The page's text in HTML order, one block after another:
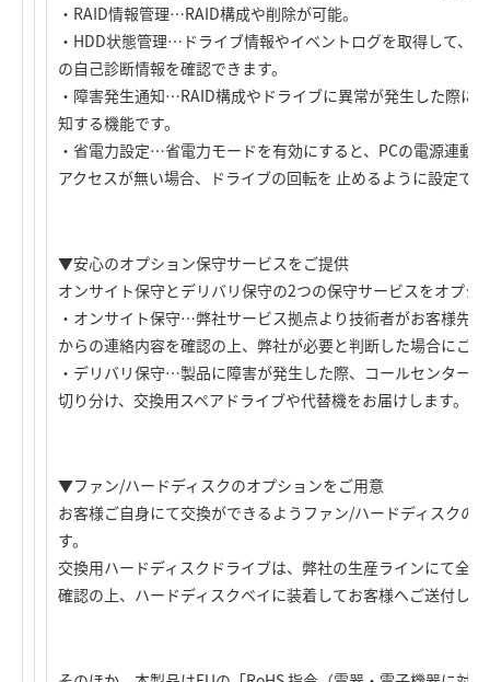
・RAID情報管理…RAID構成や削除が可能。
・HDD状態管理…ドライブ情報やイベントログを取得して、
の自己診断情報を確認できます。
・障害発生通知…RAID構成やドライブに異常が発生した際に
知する機能です。
・省電力設定…省電力モードを有効にすると、PCの電源連動
アクセスが無い場合、ドライブの回転を 止めるように設定で
▼安心のオプション保守サービスをご提供
オンサイト保守とデリバリ保守の2つの保守サービスをオプシ
・オンサイト保守…弊社サービス拠点より技術者がお客様先
からの連絡内容を確認の上、弊社が必要と判断した場合にご
・デリバリ保守…製品に障害が発生した際、コールセンター
切り分け、交換用スペアドライブや代替機をお届けします。
▼ファン/ハードディスクのオプションをご用意
お客様ご自身にて交換ができるようファン/ハードディスクの
す。
交換用ハードディスクドライブは、弊社の生産ラインにて全
確認の上、ハードディスクベイに装着してお客様へご送付しま